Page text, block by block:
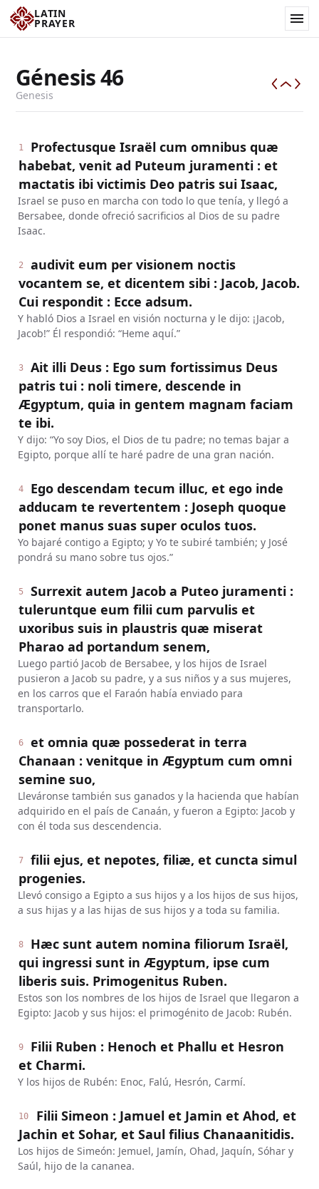
LATIN
PRAYER
Génesis46
Genesis
1
Profectusque Israël cum omnibus quæ
habebat, venit ad Puteum juramenti : et
mactatis ibi victimis Deo patris sui Isaac,
Israel se puso en marcha con todo lo que tenía, y llegó a
Bersabee, donde ofreció sacrificios al Dios de su padre
Isaac.
2
audivit eum per visionem noctis
vocantem se, et dicentem sibi : Jacob, Jacob.
Cui respondit : Ecce adsum.
Y habló Dios a Israel en visión nocturna y le dijo: ¡Jacob,
Jacob!” Él respondió: “Heme aquí.”
3
Ait illi Deus : Ego sum fortissimus Deus
patris tui : noli timere, descende in
Ægyptum, quia in gentem magnam faciam
te ibi.
Y dijo: “Yo soy Dios, el Dios de tu padre; no temas bajar a
Egipto, porque allí te haré padre de una gran nación.
4
Ego descendam tecum illuc, et ego inde
adducam te revertentem : Joseph quoque
ponet manus suas super oculos tuos.
Yo bajaré contigo a Egipto; y Yo te subiré también; y José
pondrá su mano sobre tus ojos.”
5
Surrexit autem Jacob a Puteo juramenti :
tuleruntque eum filii cum parvulis et
uxoribus suis in plaustris quæ miserat
Pharao ad portandum senem,
Luego partió Jacob de Bersabee, y los hijos de Israel
pusieron a Jacob su padre, y a sus niños y a sus mujeres,
en los carros que el Faraón había enviado para
transportarlo.
6
et omnia quæ possederat in terra
Chanaan : venitque in Ægyptum cum omni
semine suo,
Lleváronse también sus ganados y la hacienda que habían
adquirido en el país de Canaán, y fueron a Egipto: Jacob y
con él toda sus descendencia.
7
filii ejus, et nepotes, filiæ, et cuncta simul
progenies.
Llevó consigo a Egipto a sus hijos y a los hijos de sus hijos,
a sus hijas y a las hijas de sus hijos y a toda su familia.
8
Hæc sunt autem nomina filiorum Israël,
qui ingressi sunt in Ægyptum, ipse cum
liberis suis. Primogenitus Ruben.
Estos son los nombres de los hijos de Israel que llegaron a
Egipto: Jacob y sus hijos: el primogénito de Jacob: Rubén.
9
Filii Ruben : Henoch et Phallu et Hesron
et Charmi.
Y los hijos de Rubén: Enoc, Falú, Hesrón, Carmí.
10
Filii Simeon : Jamuel et Jamin et Ahod, et
Jachin et Sohar, et Saul filius Chanaanitidis.
Los hijos de Simeón: Jemuel, Jamín, Ohad, Jaquín, Sóhar y
Saúl, hijo de la cananea.